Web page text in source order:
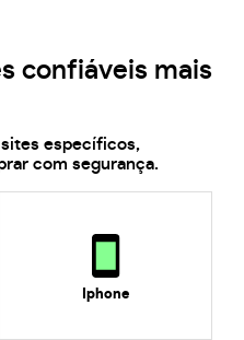
confiáveis mais
sites específicos,
com segurança.
Iphone